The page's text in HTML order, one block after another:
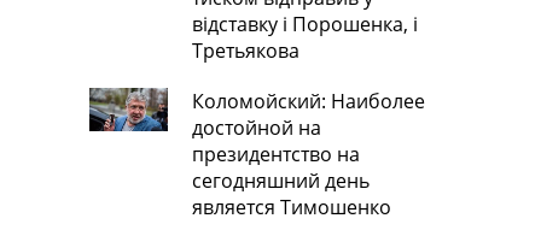
відставку і Порошенка, і
Третьякова
Коломойский: Наиболее
достойной на
президентство на
сегодняшний день
является Тимошенко